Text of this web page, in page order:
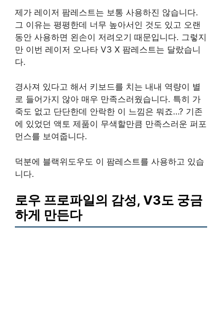
제가 레이저 팜레스트는 보통 사용하진 않습니다.
그 이유는 평평한데 너무 높아서인 것도 있고 오랜
동안 사용하면 왼손이 저려오기 때문입니다. 그렇지
만 이번 레이저 오나타 V3 X 팜레스트는 달랐습니
다.
경사져 있다고 해서 키보드를 치는 내내 역량이 별
로 들어가지 않아 매우 만족스러웠습니다. 특히 가
죽도 없고 단단한데 안락한 이 느낌은 뭐죠…? 기존
에 있었던 액토 제품이 무색할만큼 만족스러운 퍼포
먼스를 보여줍니다.
덕분에 블랙위도우도 이 팜레스트를 사용하고 있습
니다.
로우 프로파일의 감성, V3도 궁금
하게 만든다